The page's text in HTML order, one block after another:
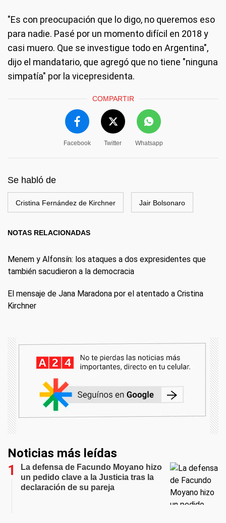
"Es con preocupación que lo digo, no queremos eso
para nadie. Pasé por un momento difícil en 2018 y
casi muero. Que se investigue todo en Argentina",
dijo el mandatario, que agregó que no tiene "ninguna
simpatía" por la vicepresidenta.
COMPARTIR
Facebook Twitter Whatsapp
Se habló de
Cristina Fernández de Kirchner Jair Bolsonaro
NOTAS RELACIONADAS
Menem y Alfonsín: los ataques a dos expresidentes que
también sacudieron a la democracia
El mensaje de Jana Maradona por el atentado a Cristina
Kirchner
Noticias más leídas
La defensa de Facundo Moyano hizo
un pedido clave a la Justicia tras la
declaración de su pareja